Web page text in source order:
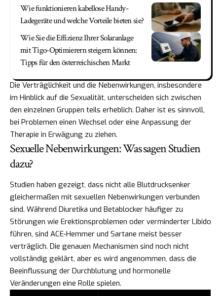
Wie funktionieren kabellose Handy-
Ladegeräte und welche Vorteile bieten sie?
Wie Sie die Effizienz Ihrer Solaranlage
mit Tigo-Optimierern steigern können:
Tipps für den österreichischen Markt
Die Verträglichkeit und die Nebenwirkungen, insbesondere
im Hinblick auf die Sexualität, unterscheiden sich zwischen
den einzelnen Gruppen teils erheblich. Daher ist es sinnvoll,
bei Problemen einen Wechsel oder eine Anpassung der
Therapie in Erwägung zu ziehen.
Sexuelle Nebenwirkungen: Was sagen Studien
dazu?
Studien haben gezeigt, dass nicht alle Blutdrucksenker
gleichermaßen mit sexuellen Nebenwirkungen verbunden
sind. Während Diuretika und Betablocker häufiger zu
Störungen wie Erektionsproblemen oder verminderter Libido
führen, sind ACE-Hemmer und Sartane meist besser
verträglich. Die genauen Mechanismen sind noch nicht
vollständig geklärt, aber es wird angenommen, dass die
Beeinflussung der Durchblutung und hormonelle
Veränderungen eine Rolle spielen.